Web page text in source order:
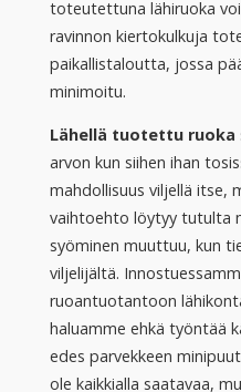
toteutettuna lähiruoka
ravinnon kiertokulkuja
paikallistaloutta, jossa
minimoitu.
Lähellä tuotettu ruoka
arvon kun siihen ihan
mahdollisuus viljellä itse,
vaihtoehto löytyy tutulta
syöminen muuttuu, kun
viljelijältä.
ruoantuotantoon
haluamme ehkä työntää
edes parvekkeen
ole kaikkialla saatavaa,